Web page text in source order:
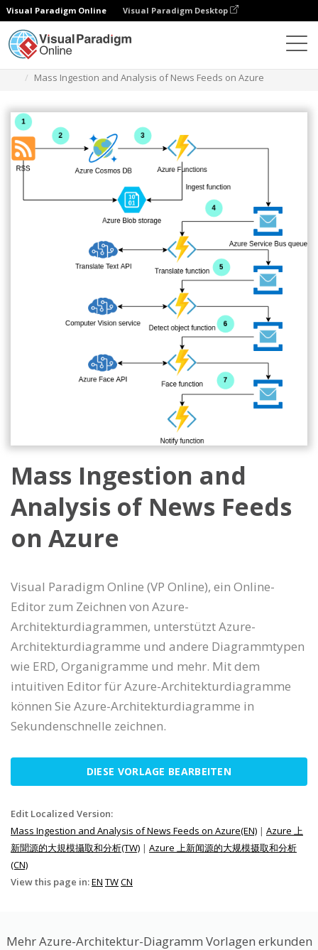
Visual Paradigm Online Visual Paradigm Desktop
Mass Ingestion and Analysis of News Feeds on Azure
Mass Ingestion and
Analysis of News Feeds
on Azure
Visual Paradigm Online (VP Online), ein Online-
Editor zum Zeichnen von Azure-
Architekturdiagrammen, unterstützt Azure-
Architekturdiagramme und andere Diagrammtypen
wie ERD, Organigramme und mehr. Mit dem
intuitiven Editor für Azure-Architekturdiagramme
können Sie Azure-Architekturdiagramme in
Sekundenschnelle zeichnen.
DIESE VORLAGE BEARBEITEN
Edit Localized Version:
Mass Ingestion and Analysis of News Feeds on Azure(EN) | Azure 上
新聞源的大規模攝取和分析(TW) | Azure 上新闻源的大规模摄取和分析
(CN)
View this page in:EN TWCN
Mehr Azure-Architektur-Diagramm Vorlagen erkunden